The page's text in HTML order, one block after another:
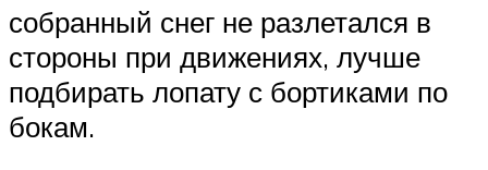
собранный снег не разлетался в
стороны при движениях, лучше
подбирать лопату с бортиками по
бокам.